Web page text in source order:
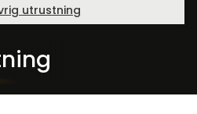
utrustning